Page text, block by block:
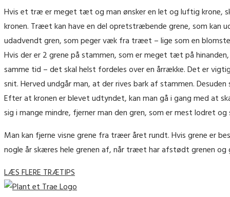
Hvis et træ er meget tæt og man ønsker en let og luftig krone,
kronen. Træet kan have en del opretstræbende grene, som kan
udadvendt gren, som peger væk fra træet – lige som en
Hvis der er 2 grene på stammen, som er meget tæt på
samme tid – det skal helst fordeles over en årrække. Det er
snit. Herved undgår man, at der rives bark af stammen.
Efter at kronen er blevet udtyndet, kan man gå i gang med at
sig i mange mindre, fjerner man den gren, som er mest lodret
Man kan fjerne visne grene fra træer året rundt. Hvis grene er
nogle år skæres hele grenen af, når træet har afstødt grenen og
LÆS FLERE TRÆTIPS